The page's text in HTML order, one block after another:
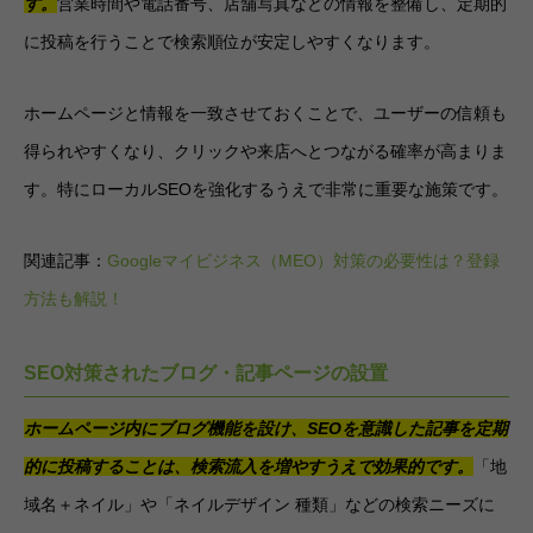
す。 営業時間や電話番号、店舗写真などの情報を整備し、定期的
に投稿を行うことで検索順位が安定しやすくなります。
ホームページと情報を一致させておくことで、ユーザーの信頼も
得られやすくなり、クリックや来店へとつながる確率が高まりま
す。特にローカルSEOを強化するうえで非常に重要な施策です。
関連記事： Googleマイビジネス（MEO）対策の必要性は？登録
方法も解説！
SEO対策されたブログ・記事ページの設置
ホームページ内にブログ機能を設け、SEOを意識した記事を定期
的に投稿することは、検索流入を増やすうえで効果的です。
「地
域名＋ネイル」や「ネイルデザイン 種類」などの検索ニーズに